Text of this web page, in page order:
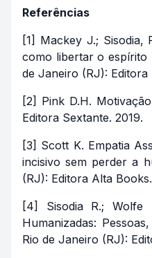
Referências
[1] Mackey J.; Sisodia,
como libertar o espírito
de Janeiro (RJ): Editora
[2] Pink D.H.
Editora Sextante. 2019.
[3] Scott K. Empatia
incisivo sem perder a
(RJ): Editora Alta
[4] Sisodia R.; Wolfe
Humanizadas:
Rio de Janeiro (RJ):